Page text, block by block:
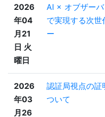
2026
年04
月21
日 火
曜日
AI × オブザー
で実現する次
ー
2026
年03
月26
認証局視点の証
ついて